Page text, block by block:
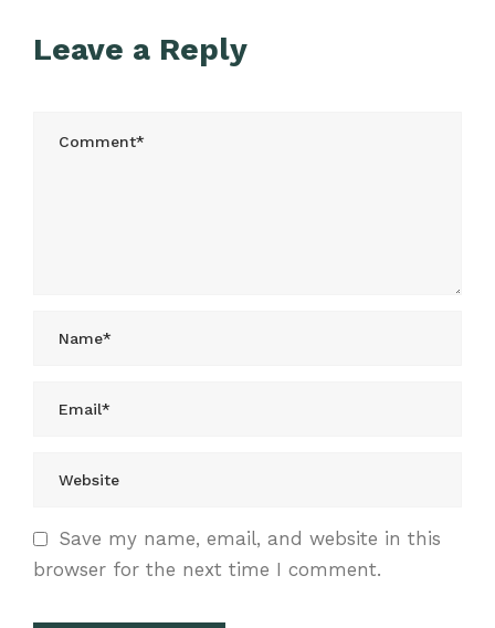
Leave a Reply
Save my name, email, and website in this
browser for the next time I comment.